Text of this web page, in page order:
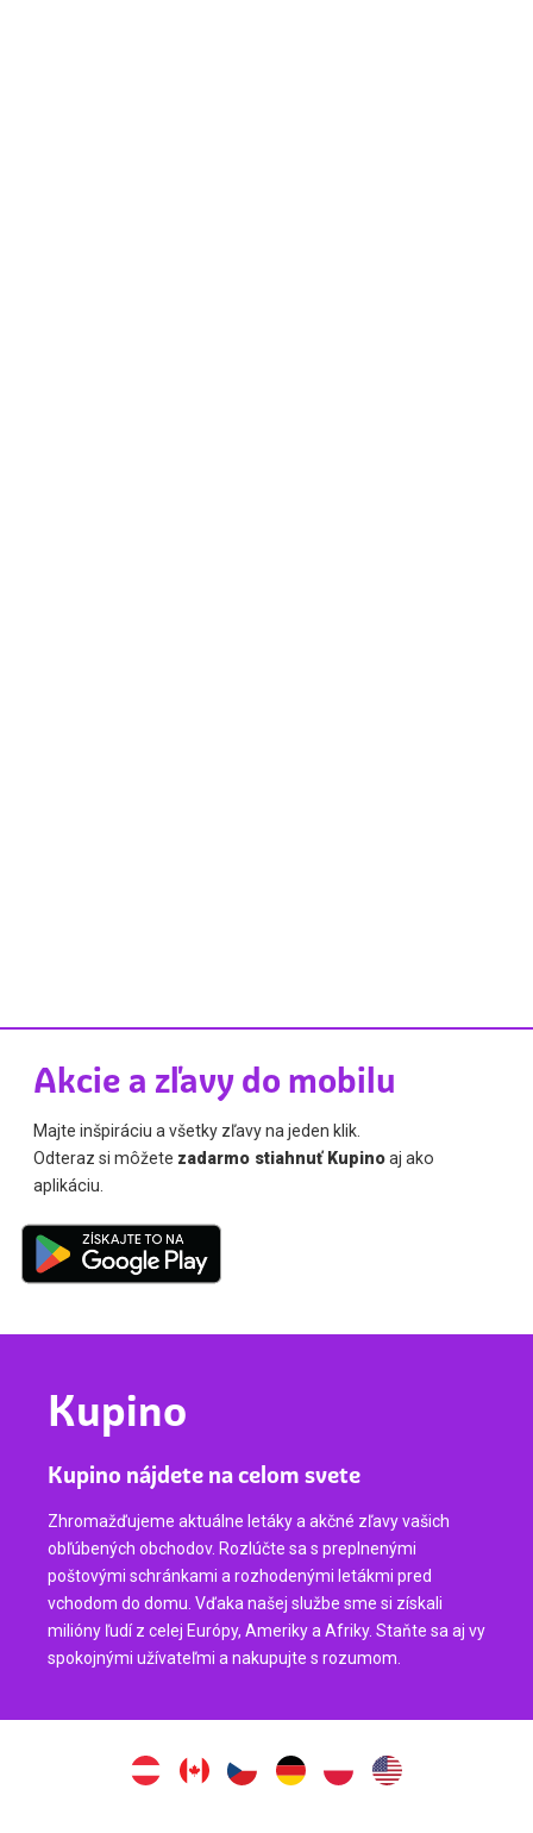
Akcie a zľavy do mobilu
Majte inšpiráciu a všetky zľavy na jeden klik.
Odteraz si môžete zadarmo stiahnuť Kupinoaj ako
aplikáciu.
Kupino
Kupino nájdete na celom svete
Zhromažďujeme aktuálne letáky a akčné zľavy vašich
obľúbených obchodov. Rozlúčte sa s preplnenými
poštovými schránkami a rozhodenými letákmi pred
vchodom do domu. Vďaka našej službe sme si získali
milióny ľudí z celej Európy, Ameriky a Afriky. Staňte sa aj vy
spokojnými užívateľmi a nakupujte s rozumom.